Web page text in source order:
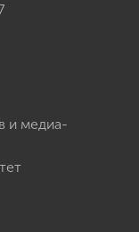
и медиа-